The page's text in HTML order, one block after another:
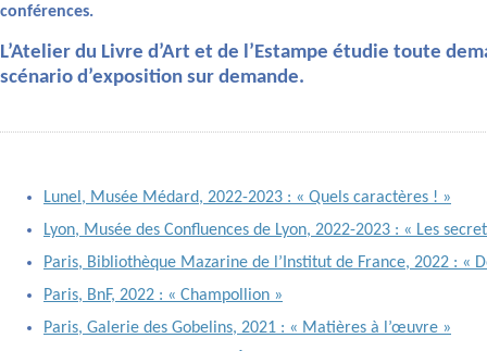
conférences.
L’Atelier du Livre d’Art et de l’Estampe étudie toute
scénario d’exposition sur demande.
Lunel, Musée Médard, 2022-2023 : « Quels caractères ! »
Lyon, Musée des Confluences de Lyon, 2022-2023 : « Les
Paris, Bibliothèque Mazarine de l’Institut de France, 2022 : «
Paris, BnF, 2022 : « Champollion »
Paris, Galerie des Gobelins, 2021 : « Matières à l’œuvre »